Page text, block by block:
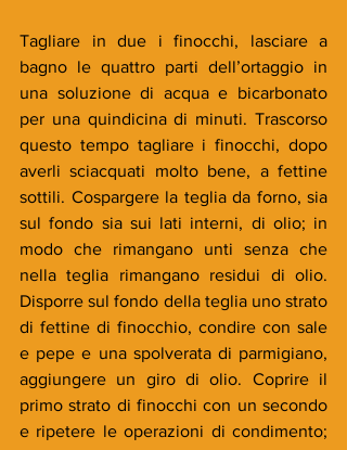
Tagliare in due i finocchi, lasciare a
bagno le quattro parti dell’ortaggio in
una soluzione di acqua e bicarbonato
per una quindicina di minuti. Trascorso
questo tempo tagliare i finocchi, dopo
averli sciacquati molto bene, a fettine
sottili. Cospargere la teglia da forno, sia
sul fondo sia sui lati interni, di olio; in
modo che rimangano unti senza che
nella teglia rimangano residui di olio.
Disporre sul fondo della teglia uno strato
di fettine di finocchio, condire con sale
e pepe e una spolverata di parmigiano,
aggiungere un giro di olio. Coprire il
primo strato di finocchi con un secondo
e ripetere le operazioni di condimento;